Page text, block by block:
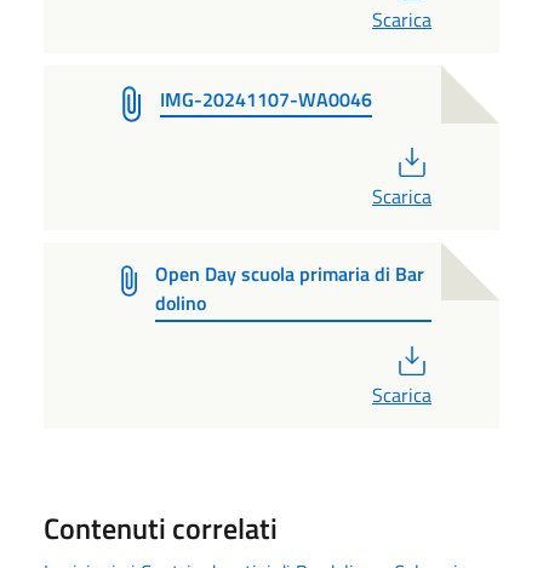
Scarica
IMG-20241107-WA0046
Scarica
Open Day scuola primaria di Bar
dolino
Scarica
Contenuti correlati